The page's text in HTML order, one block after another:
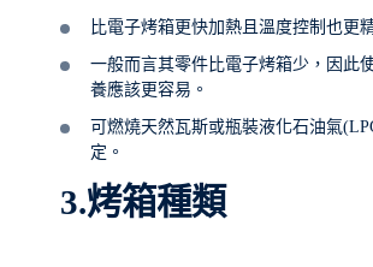
比電子烤箱更快加熱且溫度控制也更
一般而言其零件比電子烤箱少，因此
養應該更容易。
可燃燒天然瓦斯或瓶裝液化石油氣
定。
3.烤箱種類